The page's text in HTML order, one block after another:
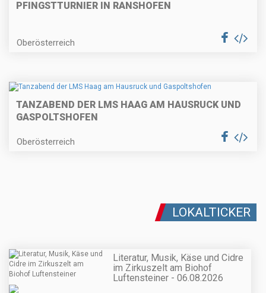
PFINGSTTURNIER IN RANSHOFEN
Oberösterreich
TANZABEND DER LMS HAAG AM HAUSRUCK UND
GASPOLTSHOFEN
Oberösterreich
LOKALTICKER
Literatur, Musik, Käse und Cidre
im Zirkuszelt am Biohof
Luftensteiner - 06.08.2026